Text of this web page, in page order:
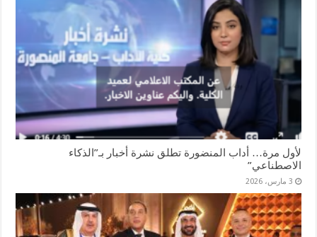
لأول مرة… أداب المنضورة تطلق نشرة أخبار بـ”الذكاء
الاصطناعي”
3 مارس، 2026